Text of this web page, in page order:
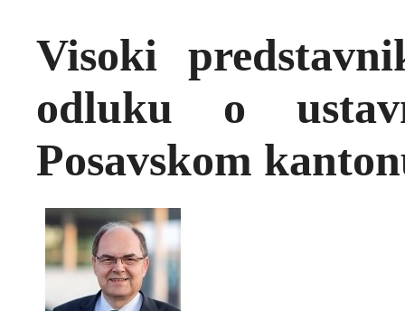
Visoki
odluku o
Posavskom